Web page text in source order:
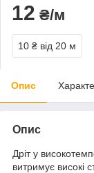
12 ₴/м
10 ₴ від 20 м
Опис
Опис
Дріт у
витримує високі